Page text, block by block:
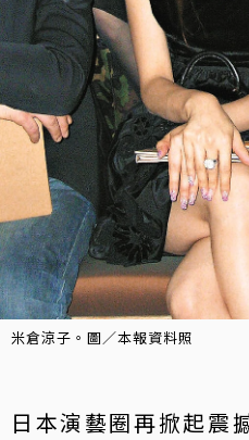
米倉涼子。圖／本報資料照
日本演藝圈再掀起震